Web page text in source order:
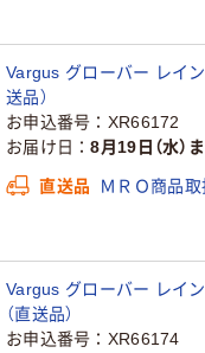
Vargus グローバー レイ
送品）
お申込番号
XR66172
お届け日
8月19日（水）
直送品 ＭＲＯ商品取
Vargus グローバー レイ
（直送品）
お申込番号
XR66174